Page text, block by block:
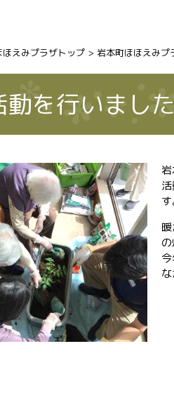
ほえみプラザトップ > 岩本町ほほえみプ
動を行いました
す